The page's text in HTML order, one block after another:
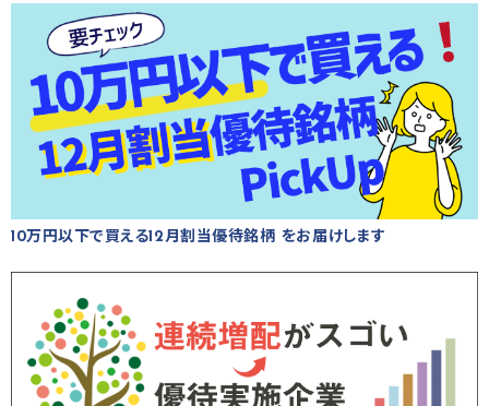
10万円以下で買える12月割当優待銘柄 をお届けします